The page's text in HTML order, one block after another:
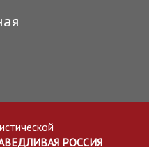
РОССИЯ